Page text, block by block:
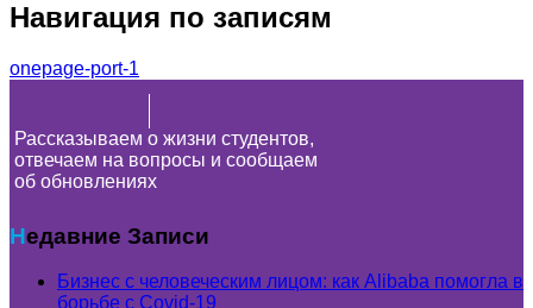
Навигация по записям
onepage-port-1
Рассказываем о жизни студентов,
отвечаем на вопросы и сообщаем
об обновлениях
Недавние Записи
Бизнес с человеческим лицом: как Alibaba помогла в
борьбе с Covid-19